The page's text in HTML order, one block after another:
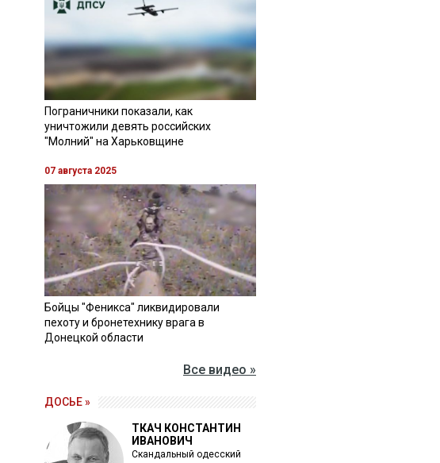
Пограничники показали, как
уничтожили девять российских
"Молний" на Харьковщине
07 августа 2025
Бойцы "Феникса" ликвидировали
пехоту и бронетехнику врага в
Донецкой области
Все видео »
ДОСЬЕ »
ТКАЧ КОНСТАНТИН
ИВАНОВИЧ
Скандальный одесский